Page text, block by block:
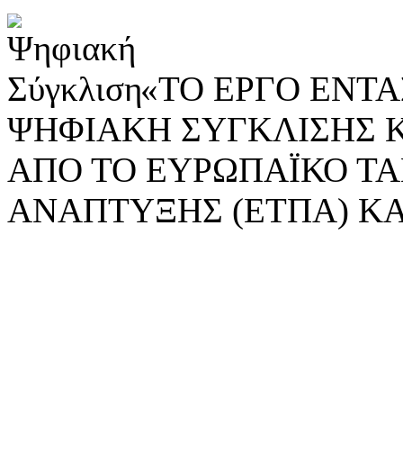
«ΤΟ ΕΡΓΟ
ΨΗΦΙΑΚΗ ΣΥΓΚΛΙΣΗΣ
ΑΠΟ ΤΟ ΕΥΡΩΠΑΪΚΟ
ΑΝΑΠΤΥΞΗΣ (ΕΤΠΑ)